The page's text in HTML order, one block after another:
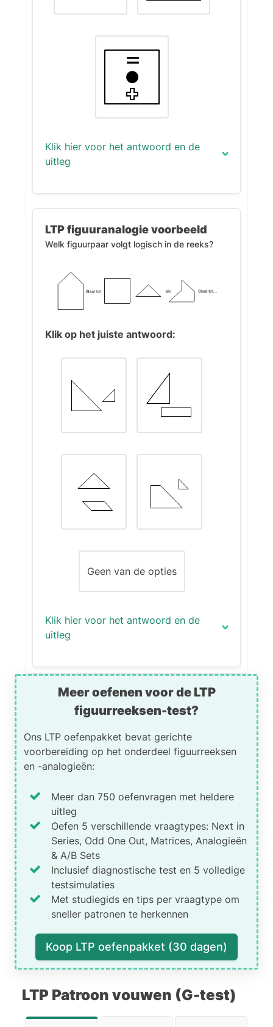
Klik hier voor het antwoord en de
uitleg
Uitleg:
In elk figuur staan drie vormen.
terug en beweegt stap voor stap
omhoog en omlaag binnen de
kolom.
De andere vormen verschijnen
figuren en verdwijnen daarna. De
vorm die overblijft (in de laatste
stap van links naar rechts)
behoudt daarbij dezelfde positie
ten opzichte van de andere vorm
— niet ten opzichte van de
LTP figuuranalogie voorbeeld
Welk figuurpaar volgt logisch in de reeks?
Klik op het juiste antwoord:
Geen van de opties
Klik hier voor het antwoord en de
uitleg
Het correcte antwoord is (C):
Uitleg:
vorm links uit een combinatie
van de twee vormen rechts: een
rechthoekige driehoek die boven
lijn waar de vormen elkaar raken,
is daarbij weggehaald.
Bij de testvorm zie je iets
soortgelijks: een parallellogram
boven op een gelijkbenige
driehoek, waarbij de grenslijn
tussen beide is verdwenen. Dat
komt overeen met antwoord C.
Let op: het parallellogram in
antwoord C is gedraaid,
waardoor de combinatie minder
Meer oefenen voor de LTP
figuurreeksen-test?
Ons LTP oefenpakket bevat gerichte
voorbereiding op het onderdeel figuurreeksen
en -analogieën:
Meer dan 750 oefenvragen met heldere
uitleg
Oefen 5 verschillende vraagtypes: Next in
Series, Odd One Out, Matrices, Analogieën
& A/B Sets
Inclusief diagnostische test en 5 volledige
testsimulaties
Met studiegids en tips per vraagtype om
sneller patronen te herkennen
Koop LTP oefenpakket (30 dagen)
LTP Patroon vouwen (G-test)